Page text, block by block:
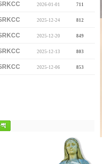
2026-01-01 711
2025-12-24 812
2025-12-20 849
2025-12-13 803
2025-12-06 853